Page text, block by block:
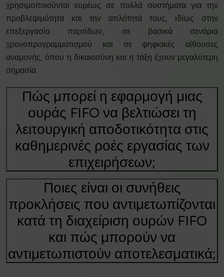
χρησιμοποιούνται ευρέως σε πολλά συστήματα για την
προβλεψιμότητα και την απλότητά τους, ιδίως στην
επεξεργασία παρτίδων, σε βασικά σενάρια
χρονοπρογραμματισμού και σε ψηφιακές αίθουσες
αναμονής, όπου η δικαιοσύνη και η τάξη έχουν μεγαλύτερη
σημασία.
Πώς μπορεί η εφαρμογή μιας
ουράς FIFO να βελτιώσει τη
λειτουργική αποδοτικότητα στις
καθημερινές ροές εργασίας των
επιχειρήσεων;
Ποιες είναι οι συνήθεις
προκλήσεις που αντιμετωπίζονται
κατά τη διαχείριση ουρών FIFO
και πώς μπορούν να
αντιμετωπιστούν αποτελεσματικά;